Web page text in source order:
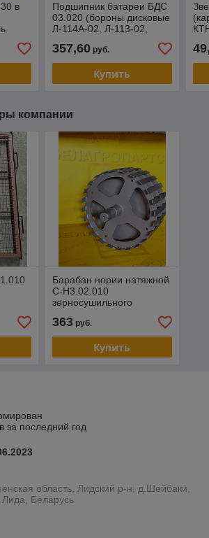
в
Подшипник батареи БДС
03.020 (бороны дисковые
Л-114А-02, Л-113-02,
357,60руб.
Купить
компании
Барабан нории натяжной
С-Н3.02.010
зерносушильного
363руб.
Купить
за последний год
область, Лидский р-н, д.Шейбаки,
Беларусь